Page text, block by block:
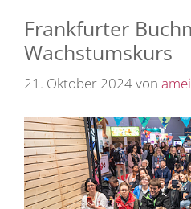
Frankfurter
Wachstumskurs
21. Oktober 2024von